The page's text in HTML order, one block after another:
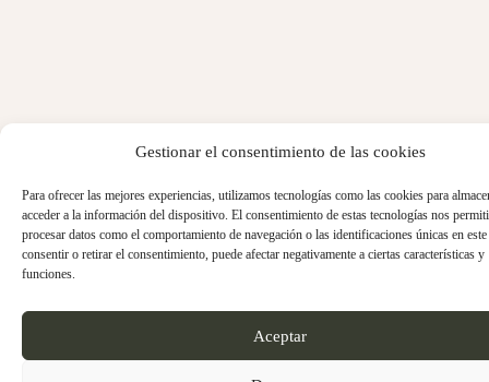
Gestionar el consentimiento de las cookies
Para ofrecer las mejores experiencias, utilizamos tecnologías como las cookies para
acceder a la información del dispositivo. El consentimiento de estas tecnologías nos
procesar datos como el comportamiento de navegación o las identificaciones únicas en
consentir o retirar el consentimiento, puede afectar negativamente a ciertas características y
funciones.
Aceptar